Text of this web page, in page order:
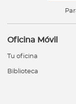
Oficina Móvil
Tu oficina
Biblioteca